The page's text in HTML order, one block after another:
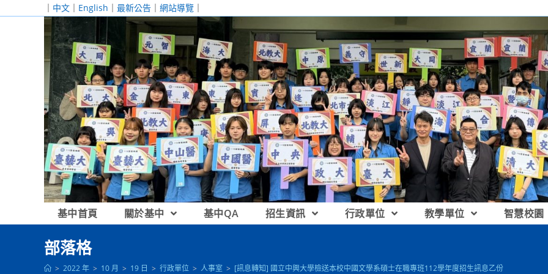
｜ 中文 ｜ English ｜ 最新公告 ｜ 網站導覽 ｜
基中首頁 關於基中 基中QA 招生資訊 行政單位 教學單位 智慧校園
部落格
> 2022 年 > 10 月 > 19 日 > 行政單位 > 人事室 > [訊息轉知] 國立中興大學檢送本校中國文學系碩士在職專班112學年度招生訊息乙份